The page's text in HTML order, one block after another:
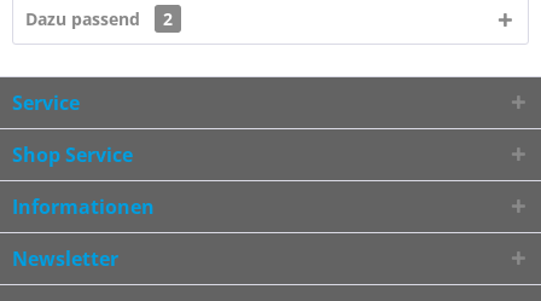
Dazu passend 2
Service
Shop Service
Informationen
Newsletter